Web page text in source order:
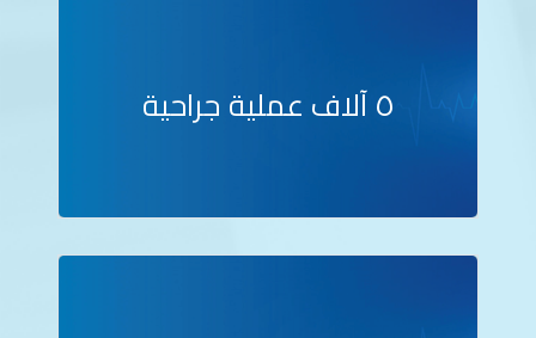
٥ آلاف عملية جراحية